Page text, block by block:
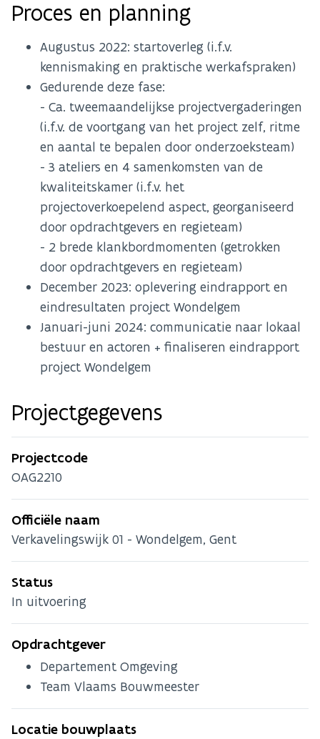
Proces en planning
Augustus 2022: startoverleg (i.f.v.
kennismaking en praktische werkafspraken)
Gedurende deze fase:
- Ca. tweemaandelijkse projectvergaderingen
(i.f.v. de voortgang van het project zelf, ritme
en aantal te bepalen door onderzoeksteam)
- 3 ateliers en 4 samenkomsten van de
kwaliteitskamer (i.f.v. het
projectoverkoepelend aspect, georganiseerd
door opdrachtgevers en regieteam)
- 2 brede klankbordmomenten (getrokken
door opdrachtgevers en regieteam)
December 2023: oplevering eindrapport en
eindresultaten project Wondelgem
Januari-juni 2024: communicatie naar lokaal
bestuur en actoren + finaliseren eindrapport
project Wondelgem
Projectgegevens
Projectcode
OAG2210
Officiële naam
Verkavelingswijk 01 - Wondelgem, Gent
Status
In uitvoering
Opdrachtgever
Departement Omgeving
Team Vlaams Bouwmeester
Locatie bouwplaats